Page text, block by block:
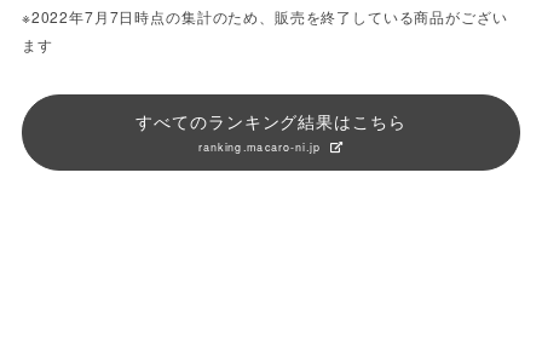
※2022年7月7日時点の集計のため、販売を終了している商品がござい
ます
すべてのランキング結果はこちら
ranking.macaro-ni.jp